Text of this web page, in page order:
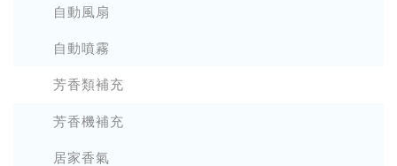
自動風扇
自動噴霧
芳香類補充
芳香機補充
居家香氣